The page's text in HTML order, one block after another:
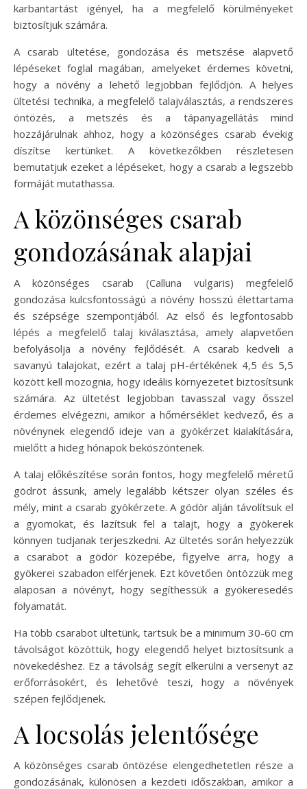
karbantartást igényel, ha a megfelelő körülményeket
biztosítjuk számára.
A csarab ültetése, gondozása és metszése alapvető
lépéseket foglal magában, amelyeket érdemes követni,
hogy a növény a lehető legjobban fejlődjön. A helyes
ültetési technika, a megfelelő talajválasztás, a rendszeres
öntözés, a metszés és a tápanyagellátás mind
hozzájárulnak ahhoz, hogy a közönséges csarab évekig
díszítse kertünket. A következőkben részletesen
bemutatjuk ezeket a lépéseket, hogy a csarab a legszebb
formáját mutathassa.
A közönséges csarab
gondozásának alapjai
A közönséges csarab (Calluna vulgaris) megfelelő
gondozása kulcsfontosságú a növény hosszú élettartama
és szépsége szempontjából. Az első és legfontosabb
lépés a megfelelő talaj kiválasztása, amely alapvetően
befolyásolja a növény fejlődését. A csarab kedveli a
savanyú talajokat, ezért a talaj pH-értékének 4,5 és 5,5
között kell mozognia, hogy ideális környezetet biztosítsunk
számára. Az ültetést legjobban tavasszal vagy ősszel
érdemes elvégezni, amikor a hőmérséklet kedvező, és a
növénynek elegendő ideje van a gyökérzet kialakítására,
mielőtt a hideg hónapok beköszöntenek.
A talaj előkészítése során fontos, hogy megfelelő méretű
gödröt ássunk, amely legalább kétszer olyan széles és
mély, mint a csarab gyökérzete. A gödör alján távolítsuk el
a gyomokat, és lazítsuk fel a talajt, hogy a gyökerek
könnyen tudjanak terjeszkedni. Az ültetés során helyezzük
a csarabot a gödör közepébe, figyelve arra, hogy a
gyökerei szabadon elférjenek. Ezt követően öntözzük meg
alaposan a növényt, hogy segíthessük a gyökeresedés
folyamatát.
Ha több csarabot ültetünk, tartsuk be a minimum 30-60 cm
távolságot közöttük, hogy elegendő helyet biztosítsunk a
növekedéshez. Ez a távolság segít elkerülni a versenyt az
erőforrásokért, és lehetővé teszi, hogy a növények
szépen fejlődjenek.
A locsolás jelentősége
A közönséges csarab öntözése elengedhetetlen része a
gondozásának, különösen a kezdeti időszakban, amikor a